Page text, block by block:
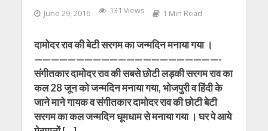
June 29, 2016 131 Views 1 Min Read
दामोदर राव की बेटी सरगम का जन्मदिन मनाया गया ।
——————————————————————-
संगीतकार दामोदर राव की सबसे छोटी लड़की सरगम राव का
कल 28 जून को जन्मदिन मनाया गया, भोजपुरी व हिंदी के
जाने माने गायक व संगीतकार दामोदर राव की छोटी बेटी
सरगम का कल जन्मदिन धूमधाम से मनाया गया । घर पे आये